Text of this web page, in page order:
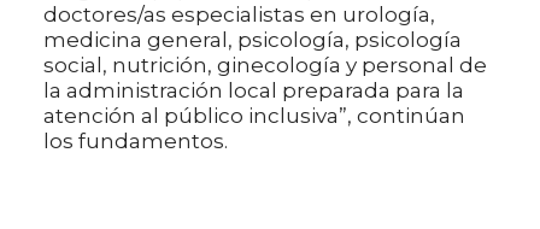
doctores/as especialistas en urología,
medicina general, psicología, psicología
social, nutrición, ginecología y personal de
la administración local preparada para la
atención al público inclusiva”, continúan
los fundamentos.